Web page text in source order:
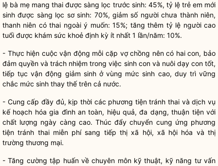
lệ bà mẹ mang thai được sàng lọc trước sinh: 45%, tỷ lệ trẻ em mới
sinh được sàng lọc sơ sinh: 70%, giảm số người chưa thành niên,
thanh niên có thai ngoài ý muốn: 15%; tăng thêm tỷ lệ người cao
tuổi được khám sức khoẻ định kỳ ít nhất 1 lần/năm: 10%.
- Thực hiện cuộc vận động mỗi cặp vợ chồng nên có hai con, bảo
đảm quyền và trách nhiệm trong việc sinh con và nuôi dạy con tốt,
tiếp tục vận động giảm sinh ở vùng mức sinh cao, duy trì vững
chắc mức sinh thay thế trên cả nước.
- Cung cấp đầy đủ, kịp thời các phương tiện tránh thai và dịch vụ
kế hoạch hóa gia đình an toàn, hiệu quả, đa dạng, thuận tiện với
chất lượng ngày càng cao. Thúc đẩy chuyển cung ứng phương
tiện tránh thai miễn phí sang tiếp thị xã hội, xã hội hóa và thị
trường thương mại.
- Tăng cường tập huấn về chuyên môn kỹ thuật, kỹ năng tư vấn